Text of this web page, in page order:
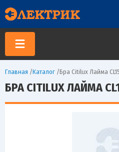
Главная /Каталог /Бра Citilux Лайма
БРА CITILUX ЛАЙМА